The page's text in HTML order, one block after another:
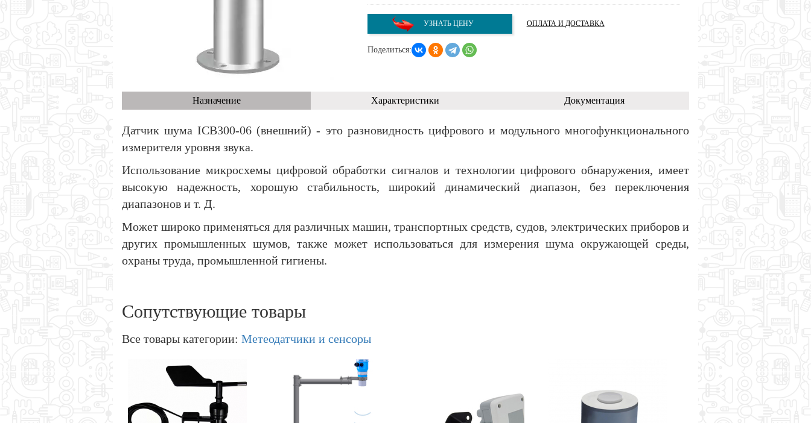
УЗНАТЬ ЦЕНУ ОПЛАТА И ДОСТАВКА
Поделиться:
Назначение Характеристики Документация
Датчик шума ICB300-06 (внешний) - это разновидность цифрового и модульного многофункционального
измерителя уровня звука.
Использование микросхемы цифровой обработки сигналов и технологии цифрового обнаружения, имеет
высокую надежность, хорошую стабильность, широкий динамический диапазон, без переключения
диапазонов и т. Д.
Может широко применяться для различных машин, транспортных средств, судов, электрических приборов и
других промышленных шумов, также может использоваться для измерения шума окружающей среды,
охраны труда, промышленной гигиены.
Сопутствующие товары
Все товары категории: Метеодатчики и сенсоры